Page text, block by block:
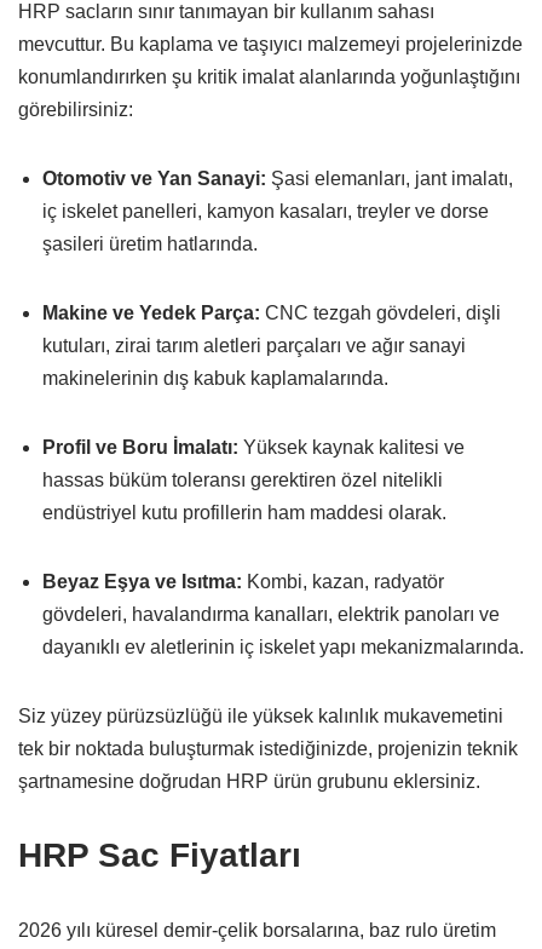
HRP sacların sınır tanımayan bir kullanım sahası
mevcuttur. Bu kaplama ve taşıyıcı malzemeyi projelerinizde
konumlandırırken şu kritik imalat alanlarında yoğunlaştığını
görebilirsiniz:
Otomotiv ve Yan Sanayi: Şasi elemanları, jant imalatı,
iç iskelet panelleri, kamyon kasaları, treyler ve dorse
şasileri üretim hatlarında.
Makine ve Yedek Parça: CNC tezgah gövdeleri, dişli
kutuları, zirai tarım aletleri parçaları ve ağır sanayi
makinelerinin dış kabuk kaplamalarında.
Profil ve Boru İmalatı: Yüksek kaynak kalitesi ve
hassas büküm toleransı gerektiren özel nitelikli
endüstriyel kutu profillerin ham maddesi olarak.
Beyaz Eşya ve Isıtma: Kombi, kazan, radyatör
gövdeleri, havalandırma kanalları, elektrik panoları ve
dayanıklı ev aletlerinin iç iskelet yapı mekanizmalarında.
Siz yüzey pürüzsüzlüğü ile yüksek kalınlık mukavemetini
tek bir noktada buluşturmak istediğinizde, projenizin teknik
şartnamesine doğrudan HRP ürün grubunu eklersiniz.
HRP Sac Fiyatları
2026 yılı küresel demir-çelik borsalarına, baz rulo üretim